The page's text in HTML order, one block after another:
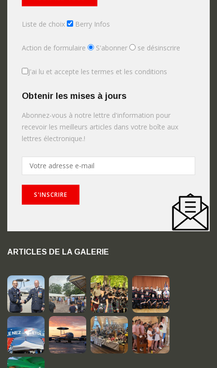
Liste de choix Berry Infos
Action de formulaire S'abonner se désinscrire
J'ai lu et accepte les termes et les conditions
Obtenir les mises à jours
Abonnez-vous à notre lettre d'information pour
recevoir les meilleurs articles dans votre boîte aux
lettres électronique.!
ARTICLES DE LA GALERIE